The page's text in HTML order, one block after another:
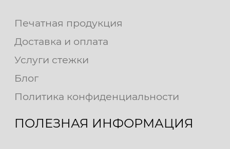
Печатная продукция
Доставка и оплата
Услуги стежки
Блог
Политика конфиденциальности
ПОЛЕЗНАЯ ИНФОРМАЦИЯ